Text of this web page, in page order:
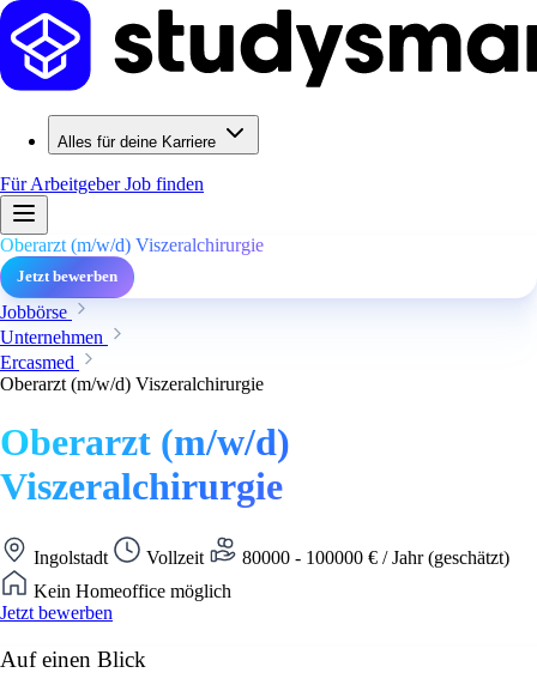
Alles für deine Karriere
Für ArbeitgeberJob finden
Oberarzt (m/w/d) Viszeralchirurgie
Jetzt bewerben
Jobbörse
Unternehmen
Ercasmed
Oberarzt (m/w/d) Viszeralchirurgie
Oberarzt (m/w/d)
Viszeralchirurgie
Ingolstadt Vollzeit
80000 - 100000 € / Jahr (geschätzt)
Kein Homeoffice möglich
Jetzt bewerben
Auf einen Blick